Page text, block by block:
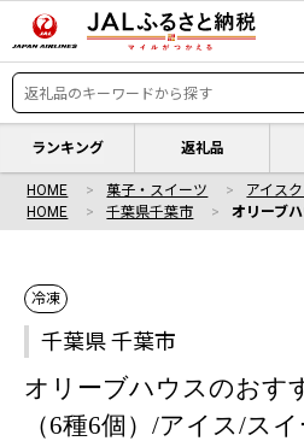
ランキング 返礼品
HOME 菓子・スイーツ アイス
HOME
千葉県千葉市 オリーブ
冷凍
千葉県 千葉市
オリーブハウスのおす
（6種6個）/アイス/ス